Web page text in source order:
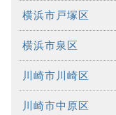
横浜市戸塚区
横浜市泉区
川崎市川崎区
川崎市中原区